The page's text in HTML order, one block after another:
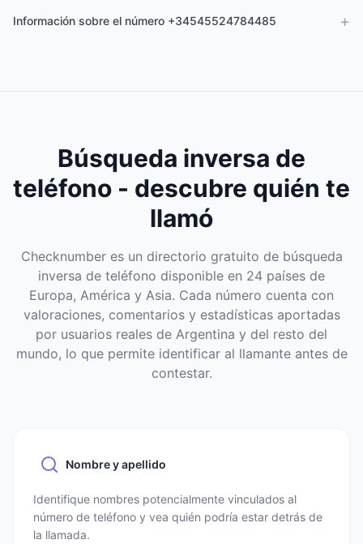
Información sobre el número +34545524784485 +
Búsqueda inversa de
teléfono - descubre quién te
llamó
Checknumber es un directorio gratuito de búsqueda
inversa de teléfono disponible en 24 países de
Europa, América y Asia. Cada número cuenta con
valoraciones, comentarios y estadísticas aportadas
por usuarios reales de Argentina y del resto del
mundo, lo que permite identificar al llamante antes de
contestar.
Nombre y apellido
Identifique nombres potencialmente vinculados al
número de teléfono y vea quién podría estar detrás de
la llamada.